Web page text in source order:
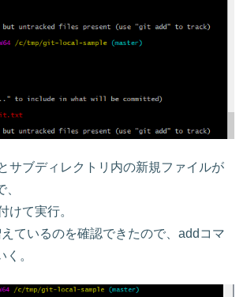
サブディレクトリ内の新規ファイルが
けて実行。
ているのを確認できたので、addコマ
。